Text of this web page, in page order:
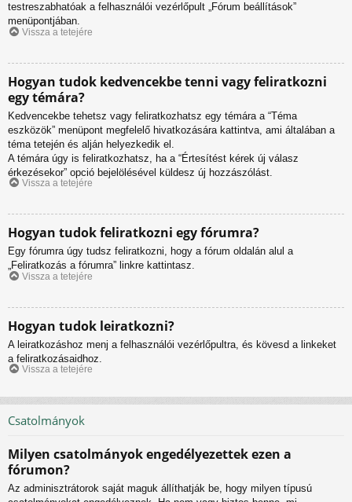
testreszabhatóak a felhasználói vezérlőpult „Fórum beállítások”
menüpontjában.
Vissza a tetejére
Hogyan tudok kedvencekbe tenni vagy feliratkozni
egy témára?
Kedvencekbe tehetsz vagy feliratkozhatsz egy témára a “Téma
eszközök” menüpont megfelelő hivatkozására kattintva, ami általában a
téma tetején és alján helyezkedik el.
A témára úgy is feliratkozhatsz, ha a “Értesítést kérek új válasz
érkezésekor” opció bejelölésével küldesz új hozzászólást.
Vissza a tetejére
Hogyan tudok feliratkozni egy fórumra?
Egy fórumra úgy tudsz feliratkozni, hogy a fórum oldalán alul a
„Feliratkozás a fórumra” linkre kattintasz.
Vissza a tetejére
Hogyan tudok leiratkozni?
A leiratkozáshoz menj a felhasználói vezérlőpultra, és kövesd a linkeket
a feliratkozásaidhoz.
Vissza a tetejére
Csatolmányok
Milyen csatolmányok engedélyezettek ezen a
fórumon?
Az adminisztrátorok saját maguk állíthatják be, hogy milyen típusú